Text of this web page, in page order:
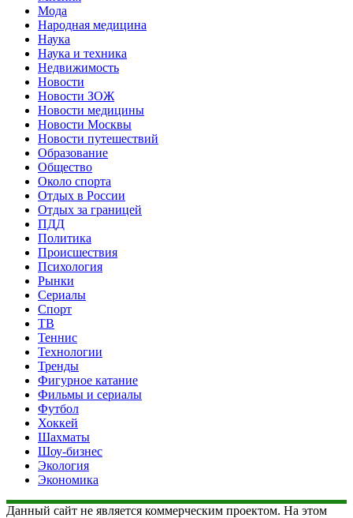
Мода
Народная медицина
Наука
Наука и техника
Недвижимость
Новости
Новости ЗОЖ
Новости медицины
Новости Москвы
Новости путешествий
Образование
Общество
Около спорта
Отдых в России
Отдых за границей
ПДД
Политика
Происшествия
Психология
Рынки
Сериалы
Спорт
ТВ
Теннис
Технологии
Тренды
Фигурное катание
Фильмы и сериалы
Футбол
Хоккей
Шахматы
Шоу-бизнес
Экология
Экономика
Данный сайт не является коммерческим проектом. На этом